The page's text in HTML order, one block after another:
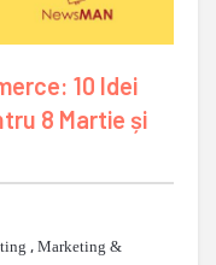
10 Idei
8 Martie și
, Marketing &